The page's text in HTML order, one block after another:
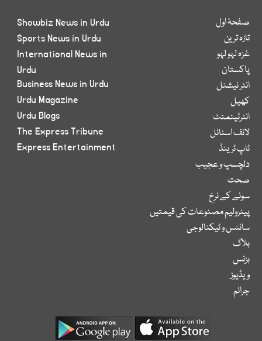
صفحۂ اول
تازہ ترین
غزہ لہو لہو
پاکستان
انٹر نیشنل
کھیل
انٹرٹینمنٹ
لائف اسٹائل
ٹاپ ٹرینڈ
دلچسپ و عجیب
صحت
سونے کے نرخ
پیٹرولیم مصنوعات کی قیمتیں
سائنس و ٹیکنالوجی
بلاگ
بزنس
ویڈیوز
جرائم
Showbiz News in Urdu
Sports News in Urdu
International News in
Urdu
Business News in Urdu
Urdu Magazine
Urdu Blogs
The Express Tribune
Express Entertainment